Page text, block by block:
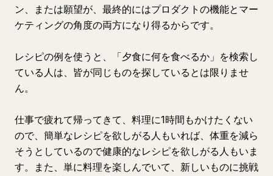
ン、または願望が、最終的にはプロダクトの機能とマー
ケティングの角度の両方になり得るからです。
レシピの例を使うと、「夕食に何を食べるか」を検索し
ている人は、皆が同じものを探しているとは限りませ
ん。
仕事で疲れて帰ってきて、料理に1時間もかけたくない
ので、簡単なレシピを欲しがる人もいれば、体重を減ら
そうとしているので健康的なレシピを欲しがる人もいま
す。また、単に料理を楽しんでいて、新しいものに挑戦